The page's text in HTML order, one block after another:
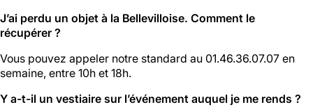
J’ai perdu un objet à la Bellevilloise. Comment le
récupérer ?
Vous pouvez appeler notre standard au 01.46.36.07.07 en
semaine, entre 10h et 18h.
Y a-t-il un vestiaire sur l’événement auquel je me rends ?